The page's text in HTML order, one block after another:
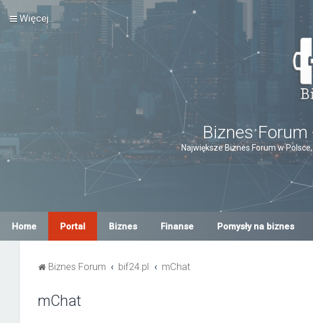
Więcej…
Biznes Forum
Największe Biznes Forum w
Home Portal Biznes Finanse Pomysły na biznes
Biznes Forum bif24.pl mChat
mChat